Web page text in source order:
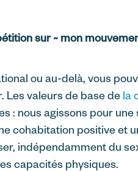
sur ~ mon
ou au-delà, vous
Les valeurs de base de la
: nous agissons pour une
cohabitation positive et
indépendamment du
capacités physiques.